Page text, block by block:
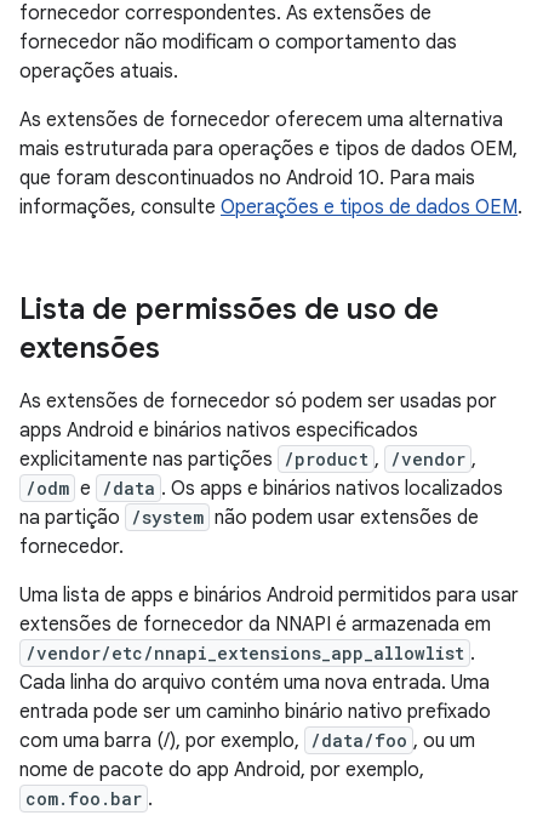
fornecedor correspondentes. As extensões de
fornecedor não modificam o comportamento das
operações atuais.
As extensões de fornecedor oferecem uma alternativa
mais estruturada para operações e tipos de dados OEM,
que foram descontinuados no Android 10. Para mais
informações, consulte Operações e tipos de dados OEM.
Lista de permissões de uso de
extensões
As extensões de fornecedor só podem ser usadas por
apps Android e binários nativos especificados
explicitamente nas partições
/product , /vendor ,
/odm e /data . Os apps e binários nativos localizados
na partição
/system não podem usar extensões de
fornecedor.
Uma lista de apps e binários Android permitidos para usar
extensões de fornecedor da NNAPI é armazenada em
/vendor/etc/nnapi_extensions_app_allowlist .
Cada linha do arquivo contém uma nova entrada. Uma
entrada pode ser um caminho binário nativo prefixado
com uma barra (/), por exemplo,
/data/foo , ou um
nome de pacote do app Android, por exemplo,
com.foo.bar .